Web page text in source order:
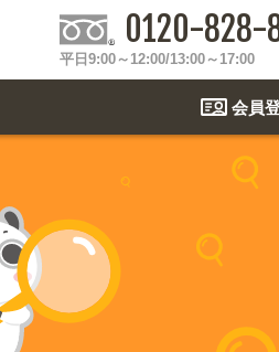
0120-828-
平日9:00～12:00/13:00～17:00
会員
アイテムを見る
例